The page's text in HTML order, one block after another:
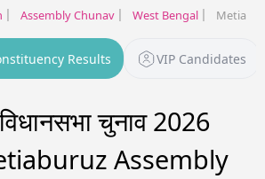
Assembly Chunav West Bengal
Results VIP Candidates
चुनाव 2026
Assembly